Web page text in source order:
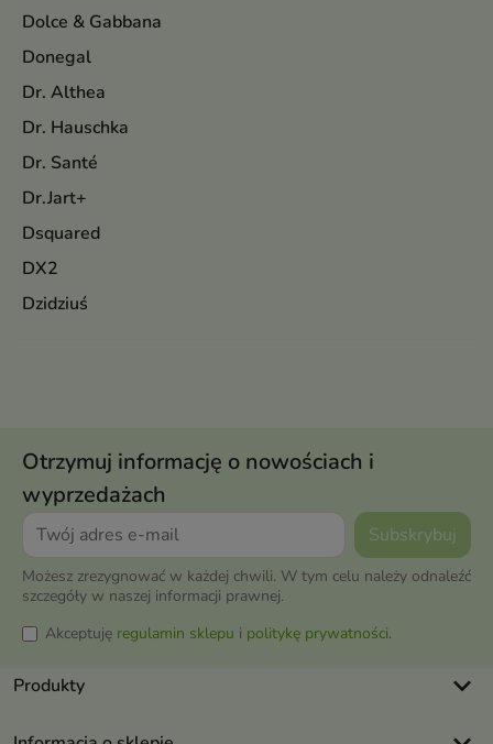
Dolce & Gabbana
Donegal
Dr. Althea
Dr. Hauschka
Dr. Santé
Dr.Jart+
Dsquared
DX2
Dzidziuś
Otrzymuj informację o nowościach i
wyprzedażach
Możesz zrezygnować w każdej chwili. W tym celu należy odnaleźć
szczegóły w naszej informacji prawnej.
Akceptuję regulamin sklepu i politykę prywatności.
Produkty keyboard_arrow_down